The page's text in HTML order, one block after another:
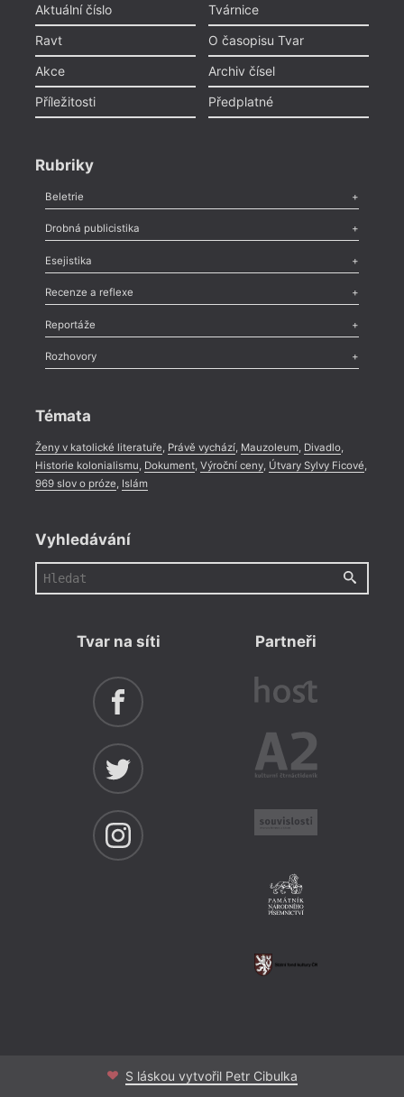
Aktuální číslo
Ravt
Akce
Příležitosti
Tvárnice
O časopisu Tvar
Archiv čísel
Předplatné
Rubriky
Beletrie
Poezie,Próza,Dokumenty
Drobná publicistika
Odlesk
Nekrolog,Glosa,Sloupek,Pozvánka,Literární soutěž,
Esejistika
Esej ,Pádlo,Úvaha
Recenze a reflexe
Recenze
Méně slov o próze,Celá rubrika
Reportáže
Literární zítřky
Celá rubrika
Rozhovory
Témata
Ženy v katolické literatuře, Právě vychází, Mauzoleum, Divadlo,
Historie kolonialismu, Dokument, Výroční ceny, Útvary Sylvy Ficové,
969 slov o próze, Islám
Vyhledávání
Tvar na síti Partneři
S láskou vytvořil Petr Cibulka